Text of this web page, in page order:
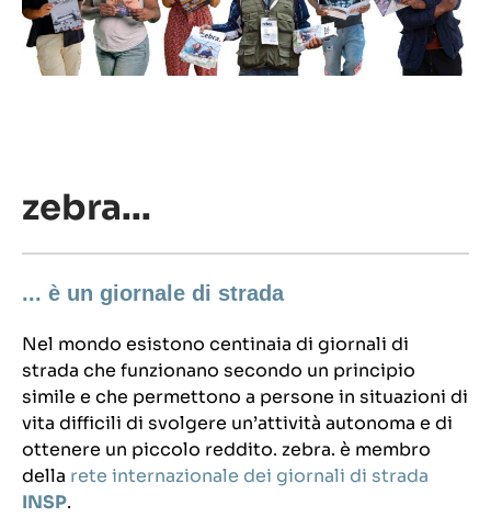
zebra...
... è un giornale di strada
Nel mondo esistono centinaia di giornali di
strada che funzionano secondo un principio
simile e che permettono a persone in situazioni di
vita difficili di svolgere un’attività autonoma e di
ottenere un piccolo reddito. zebra. è membro
della rete internazionale dei giornali di strada
INSP.